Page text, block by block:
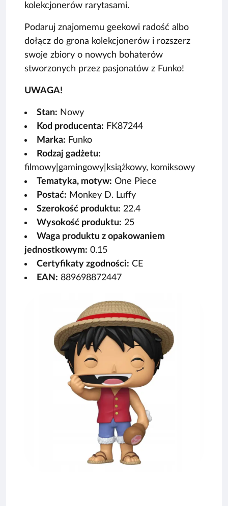
kolekcjonerów rarytasami.
Podaruj znajomemu geekowi radość albo
dołącz do grona kolekcjonerów i rozszerz
swoje zbiory o nowych bohaterów
stworzonych przez pasjonatów z Funko!
UWAGA!
Stan: Nowy
Kod producenta: FK87244
Marka: Funko
Rodzaj gadżetu:
filmowy|gamingowy|książkowy, komiksowy
Tematyka, motyw: One Piece
Postać: Monkey D. Luffy
Szerokość produktu: 22.4
Wysokość produktu: 25
Waga produktu z opakowaniem
jednostkowym: 0.15
Certyfikaty zgodności: CE
EAN: 889698872447